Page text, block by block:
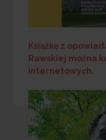
Książkę z
Rawskiej można
internetowych.